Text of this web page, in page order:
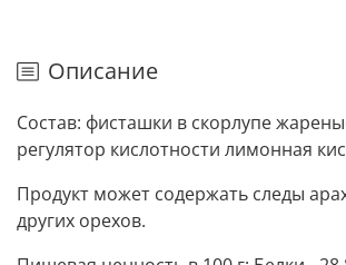
Описание
Состав: фисташки в скорлупе
регулятор кислотности лимонная
Продукт может содержать следы
других орехов.